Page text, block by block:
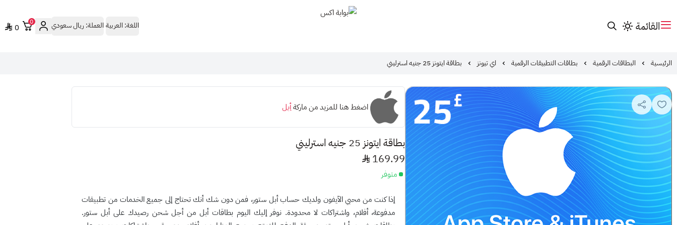
القائمة اللغة: العربية العملة:ريال سعودي 0
0
الرئيسية البطاقات الرقمية بطاقات التطبيقات الرقمية اي تيونز بطاقة ايتونز 25 جنيه استرليني
اضغط هنا للمزيد من ماركةأبل
بطاقة ايتونز 25 جنيه استرليني
169.99
متوفر
إذا كنت من محبي الآيفون ولديك حساب أبل ستور، فمن دون شك أنك تحتاج إلى جميع الخدمات من تطبيقات
مدفوعة، أفلام، واشتراكات لا محدودة. نوفر إليك اليوم بطاقات أبل من أجل شحن رصيدك على أبل ستور.